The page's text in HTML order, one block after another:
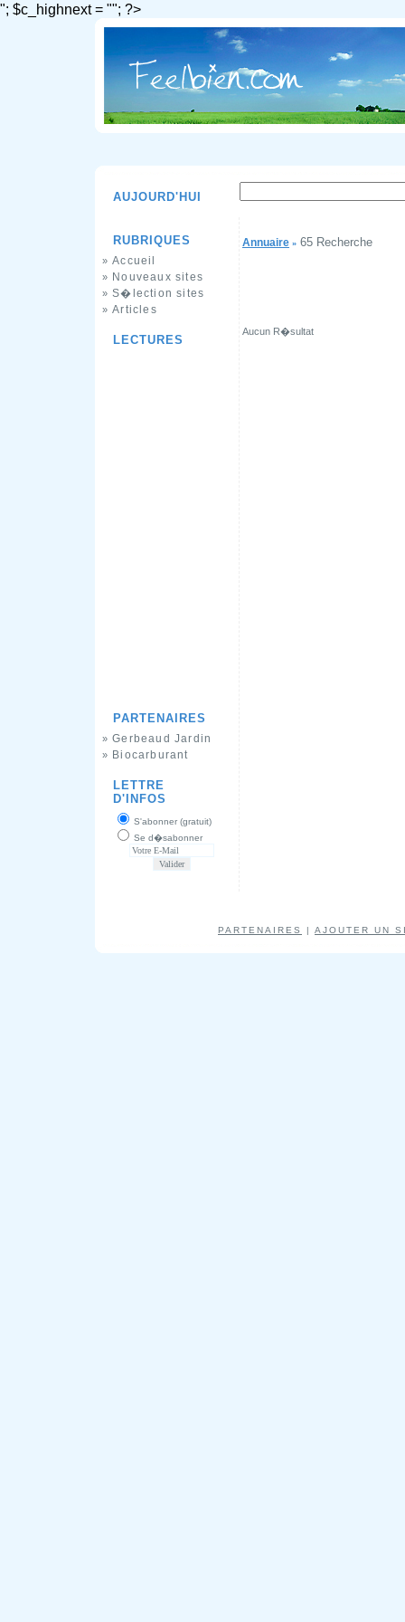
"; $c_highnext = ""; ?>
AUJOURD'HUI
RUBRIQUES
» Accueil
» Nouveaux sites
» S�lection sites
» Articles
LECTURES
PARTENAIRES
» Gerbeaud Jardin
» Biocarburant
LETTRE
D'INFOS
S'abonner (gratuit)
Se d�sabonner
Annuaire » 65 Recherche
Aucun R�sultat
PARTENAIRES | AJOUTER UN